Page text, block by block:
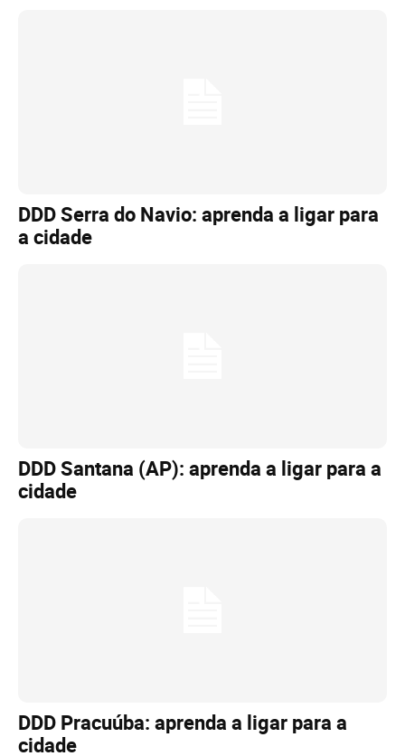
DDD Serra do Navio: aprenda a ligar para
a cidade
DDD Santana (AP): aprenda a ligar para a
cidade
DDD Pracuúba: aprenda a ligar para a
cidade